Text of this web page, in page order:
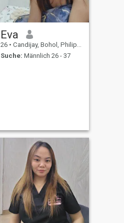
Eva
26 • Candijay, Bohol, Philippinen
Suche: Männlich 26 - 37